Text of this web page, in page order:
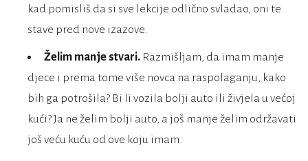
kad pomisliš da si sve lekcije odlično svladao, oni te
stave pred nove izazove.
Želim manje stvari. Razmišljam, da imam manje
djece i prema tome više novca na raspolaganju, kako
bih ga potrošila? Bi li vozila bolji auto ili živjela u većoj
kući? Ja ne želim bolji auto, a još manje želim održavati
još veću kuću od ove koju imam.